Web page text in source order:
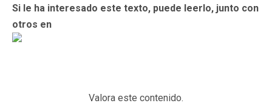
Si le ha interesado este texto, puede leerlo, junto con
otros en
Valora este contenido.